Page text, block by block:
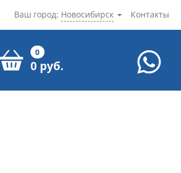
Контакты
Ваш город: Новосибирск
0
0 руб.